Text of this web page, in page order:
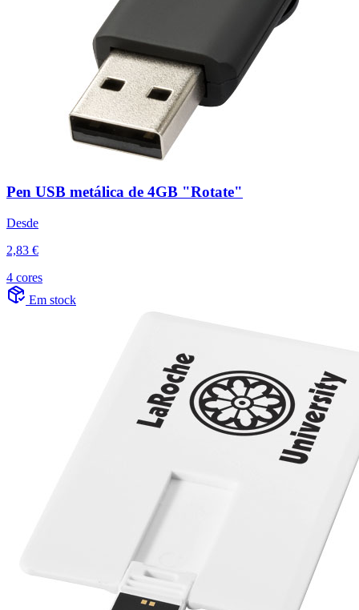
Pen USB metálica de 4GB "Rotate"
Desde
2,83 €
4 cores
Em stock